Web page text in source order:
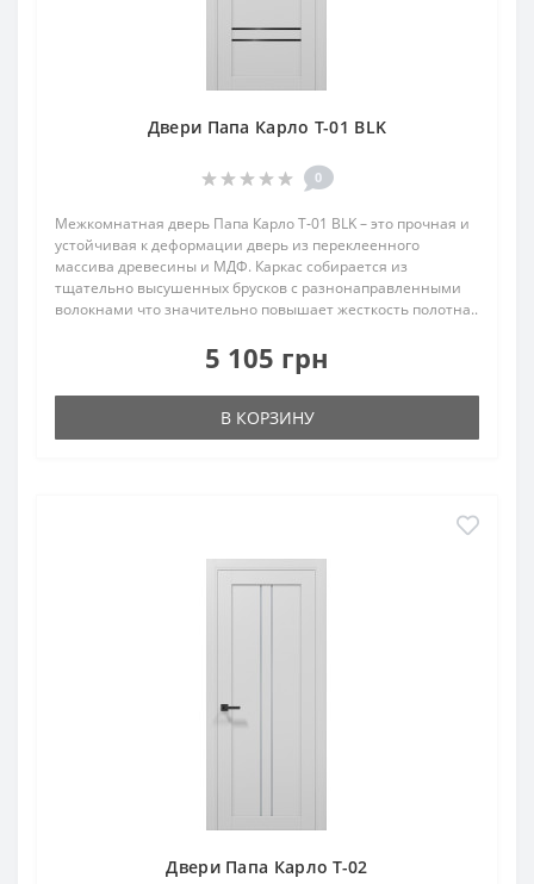
Двери Папа Карло T-01 BLK
0
Межкомнатная дверь Папа Карло T‑01 BLK – это прочная и
устойчивая к деформации дверь из переклеенного
массива древесины и МДФ. Каркас собирается из
тщательно высушенных брусков с разнонаправленными
волокнами что значительно повышает жесткость полотна..
5 105 грн
В КОРЗИНУ
Двери Папа Карло T-02